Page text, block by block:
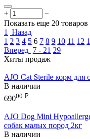
+
−
Показать еще 20 товаров
1 Назад
1 2 3 4 5 6 7 8 9 10 11 12
Вперед 7 - 21 29
Хиты продаж
AJO Cat Sterile корм
В наличии
69000 ₽
AJO Dog Mini
собак малых пород 2кг
В наличии